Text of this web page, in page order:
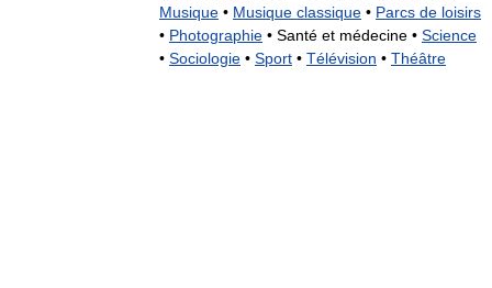
Musique • Musique classique • Parcs de loisirs
• Photographie • Santé et médecine • Science
• Sociologie • Sport • Télévision • Théâtre